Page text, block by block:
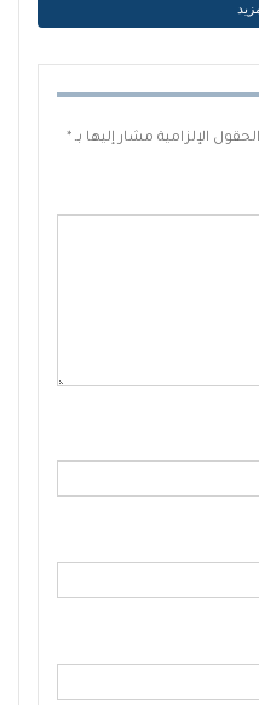
الحقول الإلزامية مشار إليها بـ *